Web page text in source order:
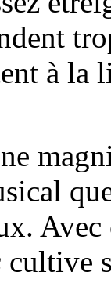
à la
cultive